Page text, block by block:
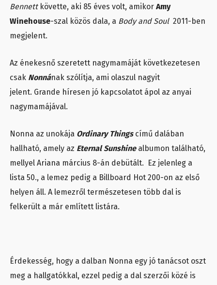
Bennett követte, aki 85 éves volt, amikor Amy
Winehouse-szal közös dala, a Body and Soul 2011-ben
megjelent.
Az énekesnő szeretett nagymamáját következetesen
csak Nonnának szólítja, ami olaszul nagyit
jelent. Grande híresen jó kapcsolatot ápol az anyai
nagymamájával.
Nonna az unokája Ordinary Thingscímű dalában
hallható, amely az Eternal Sunshine albumon található,
mellyel Ariana március 8-án debütált. Ez jelenleg a
lista 50., a lemez pedig a Billboard Hot 200-on az első
helyen áll. A lemezről természetesen több dal is
felkerült a már említett listára.
Érdekesség, hogy a dalban Nonna egy jó tanácsot oszt
meg a hallgatókkal, ezzel pedig a dal szerzői közé is